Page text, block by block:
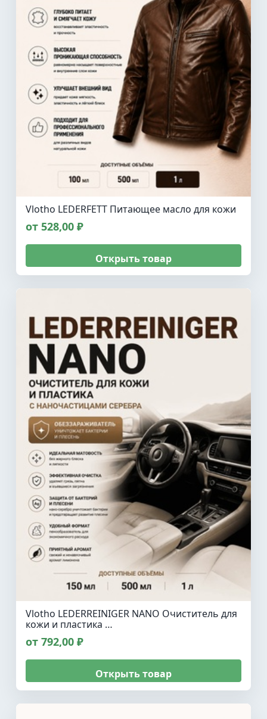
Vlotho LEDERFETT Питающее масло для кожи
от 528,00 ₽
Открыть товар
Vlotho LEDERREINIGER NANO Очиститель для
кожи и пластика …
от 792,00 ₽
Открыть товар